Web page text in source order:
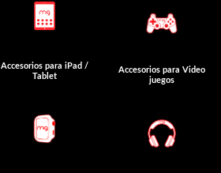
Accesorios para iPad /
Tablet
Accesorios para Video
juegos